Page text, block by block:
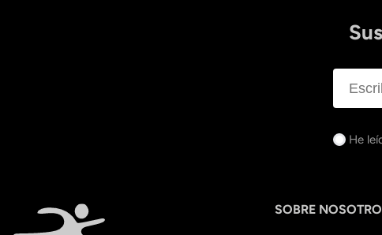
He
SOBRE